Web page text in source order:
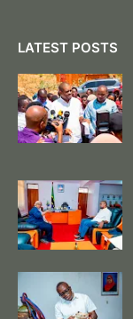
LATEST POSTS